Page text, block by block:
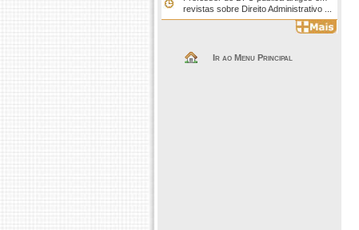
revistas sobre Direito Administrativo ...
Ir ao Menu Principal